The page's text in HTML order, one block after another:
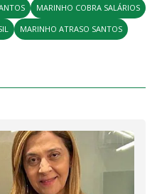
MARINHO COBRA SALÁRIOS
MARINHO ATRASO SANTOS